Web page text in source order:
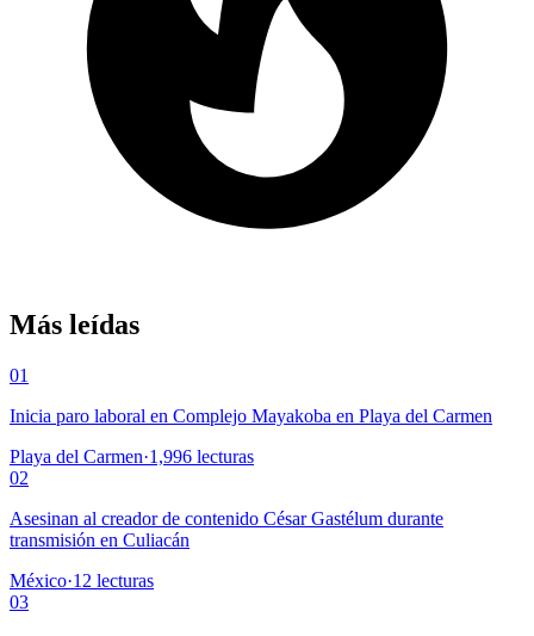
Más leídas
01
Inicia paro laboral en Complejo Mayakoba en Playa del Carmen
Playa del Carmen·1,996 lecturas
02
Asesinan al creador de contenido César Gastélum durante
transmisión en Culiacán
México·12 lecturas
03